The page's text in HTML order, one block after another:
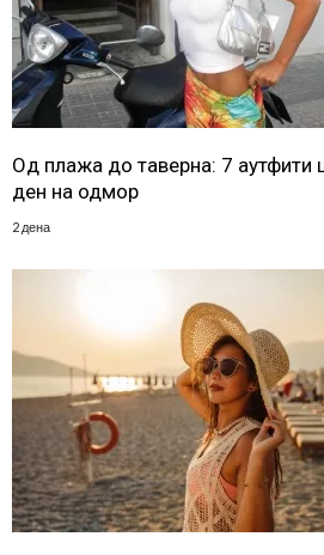
Од плажа до таверна: 7 аутфити
ден на одмор
2 дена